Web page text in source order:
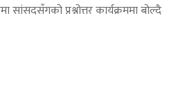
सांसदसँगको प्रश्नोत्तर कार्यक्रममा बोल्दै